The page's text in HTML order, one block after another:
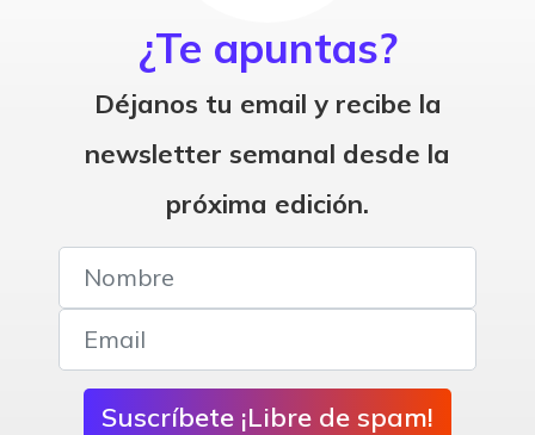
¿Te apuntas?
Déjanos tu email y recibe la
newsletter semanal desde la
próxima edición.
Suscríbete ¡Libre de spam!